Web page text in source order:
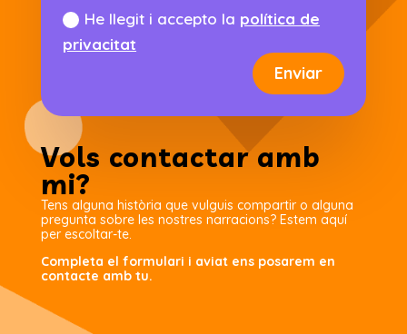
He llegit i accepto la política de
privacitat
Enviar
Vols contactar amb
mi?
Tens alguna història que vulguis compartir o alguna
pregunta sobre les nostres narracions? Estem aquí
per escoltar-te.
Completa el formulari i aviat ens posarem en
contacte amb tu.